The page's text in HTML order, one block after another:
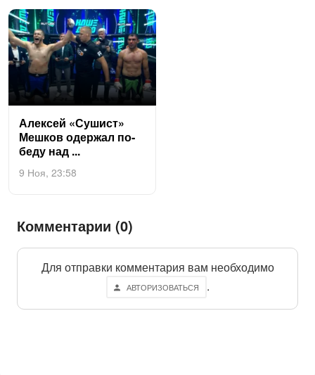
Алек­сей «Су­шист»
Меш­ков одер­жал по­
беду над ...
9 Ноя, 23:58
Комментарии (0)
Для отправки комментария вам необходимо
АВТОРИЗОВАТЬСЯ .